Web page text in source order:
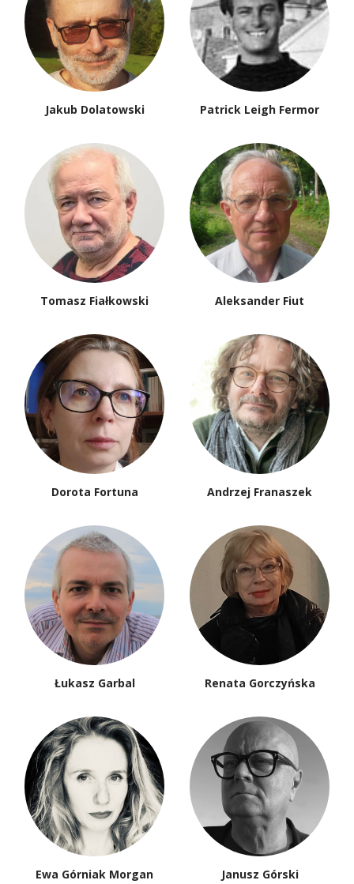
Jakub Dolatowski Patrick Leigh Fermor
Tomasz Fiałkowski Aleksander Fiut
Dorota Fortuna Andrzej Franaszek
Łukasz Garbal Renata Gorczyńska
Ewa Górniak Morgan Janusz Górski